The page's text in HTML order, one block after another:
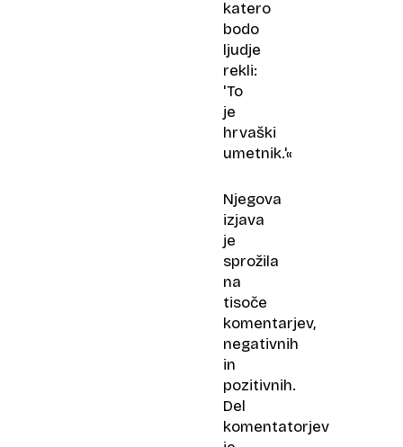
katero
bodo
ljudje
rekli:
'To
je
hrvaški
umetnik.'«
Njegova
izjava
je
sprožila
na
tisoče
komentarjev,
negativnih
in
pozitivnih.
Del
komentatorjev